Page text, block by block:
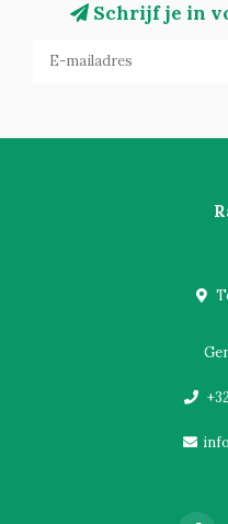
Schrijf je in